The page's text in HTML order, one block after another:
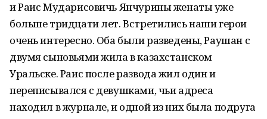
и Раис Мударисовичь Янчурины женаты уже
больше тридцати лет. Встретились наши герои
очень интересно. Оба были разведены, Раушан с
двумя сыновьями жила в казахстанском
Уральске. Раис после развода жил один и
переписывался с девушками, чьи адреса
находил в журнале, и одной из них была подруга